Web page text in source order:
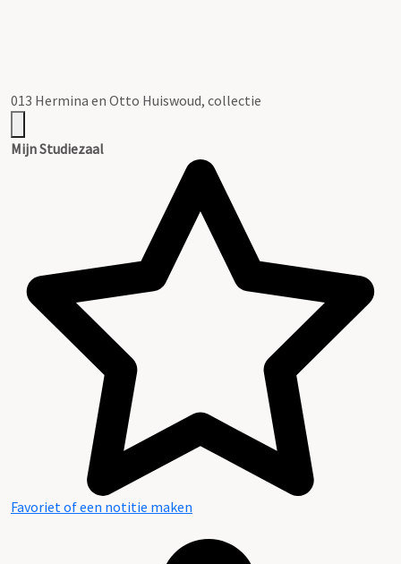
013 Hermina en Otto Huiswoud, collectie
Mijn Studiezaal
Favoriet of een notitie maken